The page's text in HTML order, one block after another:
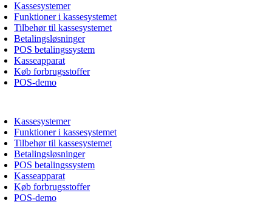
Kassesystemer
Funktioner i kassesystemet
Tilbehør til kassesystemet
Betalingsløsninger
POS betalingssystem
Kasseapparat
Køb forbrugsstoffer
POS-demo
Kassesystemer
Funktioner i kassesystemet
Tilbehør til kassesystemet
Betalingsløsninger
POS betalingssystem
Kasseapparat
Køb forbrugsstoffer
POS-demo